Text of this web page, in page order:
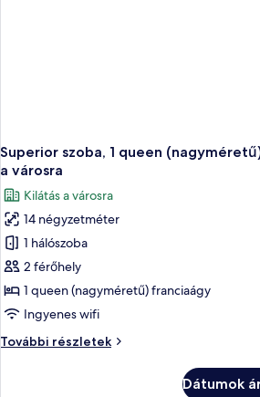
Superior szoba, 1 queen
a városra
Kilátás a városra
14 négyzetméter
1 hálószoba
2 férőhely
1 queen (nagyméretű) franciaágy
Ingyenes wifi
További részletek
Superior
Dátumok